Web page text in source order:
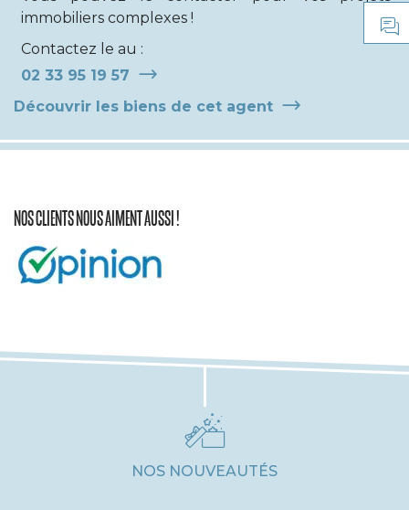
immobiliers complexes !
Contactez le au :
02 33 95 19 57
Découvrir les biens de cet agent
NOS CLIENTS NOUS AIMENT AUSSI !
NOS NOUVEAUTÉS